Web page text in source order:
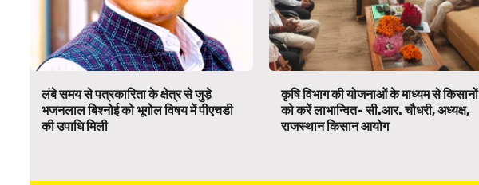
लंबे समय से पत्रकारिता के क्षेत्र से जुड़े
भजनलाल बिश्नोई को भूगोल विषय में पीएचडी
की उपाधि मिली
कृषि विभाग की योजनाओं के माध्यम से किसानों
को करें लाभान्वित- सी.आर. चौधरी, अध्यक्ष,
राजस्थान किसान आयोग